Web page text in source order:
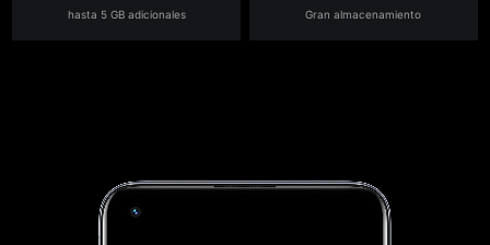
hasta 5 GB adicionales Gran almacenamiento